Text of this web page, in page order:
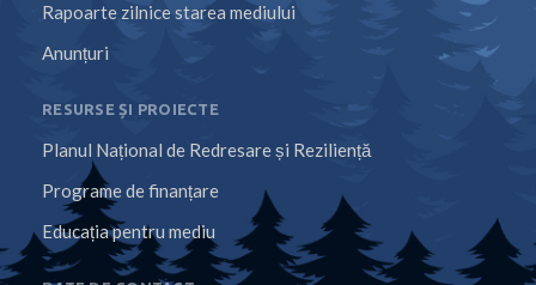
Rapoarte zilnice starea mediului
Anunțuri
RESURSE ȘI PROIECTE
Planul Național de Redresare și Reziliență
Programe de finanțare
Educația pentru mediu